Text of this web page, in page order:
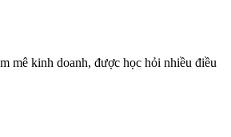
mê kinh doanh, được học hỏi nhiều điều